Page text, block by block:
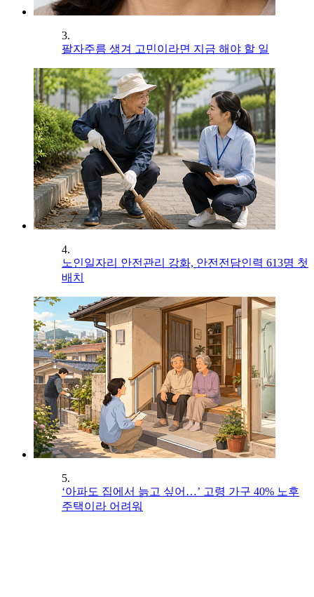
3.
팔자주름 생겨 고민이라면 지금 해야 할 일
4.
노인일자리 안전관리 강화, 안전전담인력 613명 첫
배치
5.
‘아파도 집에서 늙고 싶어…’ 고령 가구 40% 노후
주택이라 어려워